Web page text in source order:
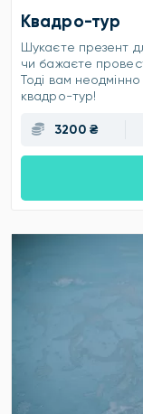
Квадро-тур
Шукаєте презент
чи бажаєте
Тоді вам
квадро-тур!
3200 ₴